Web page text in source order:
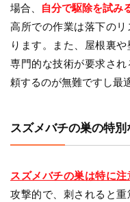
場合、 自分で駆除を試み
高所での作業は落下の
ります。また、屋根裏
専門的な技術が要求さ
頼するのが無難ですし最
スズメバチの巣の特
スズメバチの巣は特に注
攻撃的で、刺されると